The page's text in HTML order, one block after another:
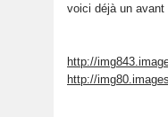
voici déjà un
http://
http://